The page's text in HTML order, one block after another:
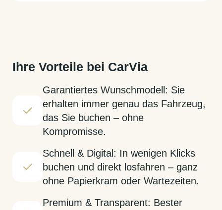
Ihre Vorteile bei CarVia
Garantiertes Wunschmodell: Sie
erhalten immer genau das Fahrzeug,
das Sie buchen – ohne
Kompromisse.
Schnell & Digital: In wenigen Klicks
buchen und direkt losfahren – ganz
ohne Papierkram oder Wartezeiten.
Premium & Transparent: Bester